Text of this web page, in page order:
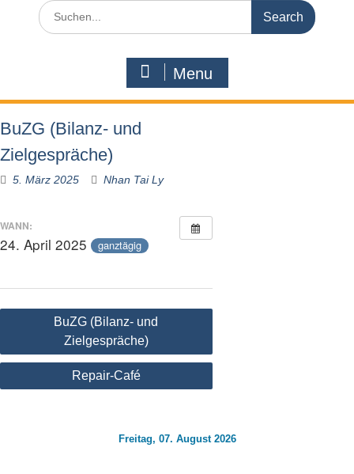
Search
for:
Menu
BuZG (Bilanz- und
Zielgespräche)
5. März 2025 Nhan Tai Ly
WANN:
24. April 2025 ganztägig
Beitragsnavigation
BuZG (Bilanz- und
Zielgespräche)
Repair-Café
Freitag, 07. August 2026